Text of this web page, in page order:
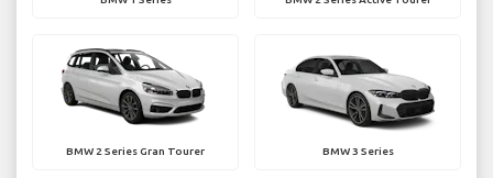
BMW 2 Series Gran Tourer BMW 3 Series